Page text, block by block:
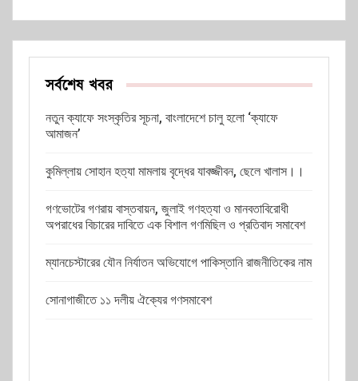
সর্বশেষ খবর
নতুন ক্যাফে সংস্কৃতির সূচনা, বাংলাদেশে চালু হলো ‘ক্যাফে
আমাজন’
কুমিল্লায় সোহান হত্যা মামলায় বৃদ্ধের যাবজ্জীবন, ছেলে খালাস।।
গণভোটের গণরায় বাস্তবায়ন, জুলাই গণহত্যা ও মানবতাবিরোধী
অপরাধের বিচারের দাবিতে এক বিশাল গণমিছিল ও প্রতিবাদ সমাবেশ
ম্যানচেস্টারের যৌন নির্যাতন অভিযোগে পাকিস্তানি রাজনীতিকের নাম
সোনাগাজীতে ১১ দলীয় ঐক্যের গণসমাবেশ